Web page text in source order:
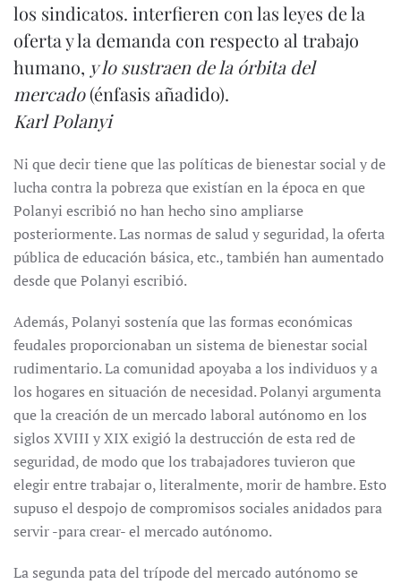
los sindicatos. interfieren con las leyes de la
oferta y la demanda con respecto al trabajo
humano, y lo sustraen de la órbita del
mercado(énfasis añadido).
Karl Polanyi
Ni que decir tiene que las políticas de bienestar social y de
lucha contra la pobreza que existían en la época en que
Polanyi escribió no han hecho sino ampliarse
posteriormente. Las normas de salud y seguridad, la oferta
pública de educación básica, etc., también han aumentado
desde que Polanyi escribió.
Además, Polanyi sostenía que las formas económicas
feudales proporcionaban un sistema de bienestar social
rudimentario. La comunidad apoyaba a los individuos y a
los hogares en situación de necesidad. Polanyi argumenta
que la creación de un mercado laboral autónomo en los
siglos XVIII y XIX exigió la destrucción de esta red de
seguridad, de modo que los trabajadores tuvieron que
elegir entre trabajar o, literalmente, morir de hambre. Esto
supuso el despojo de compromisos sociales anidados para
servir -para crear- el mercado autónomo.
La segunda pata del trípode del mercado autónomo se